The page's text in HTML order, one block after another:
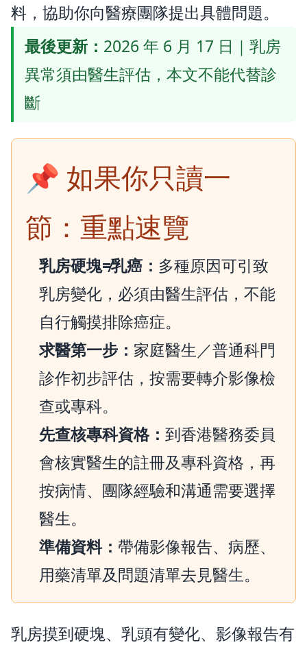
料，協助你向醫療團隊提出具體問題。
最後更新： 2026 年 6 月 17 日｜乳房
異常須由醫生評估，本文不能代替診
斷
📌 如果你只讀一
節：重點速覽
乳房硬塊≠乳癌： 多種原因可引致
乳房變化，必須由醫生評估，不能
自行觸摸排除癌症。
求醫第一步： 家庭醫生／普通科門
診作初步評估，按需要轉介影像檢
查或專科。
先查核專科資格： 到香港醫務委員
會核實醫生的註冊及專科資格，再
按病情、團隊經驗和溝通需要選擇
醫生。
準備資料： 帶備影像報告、病歷、
用藥清單及問題清單去見醫生。
乳房摸到硬塊、乳頭有變化、影像報告有